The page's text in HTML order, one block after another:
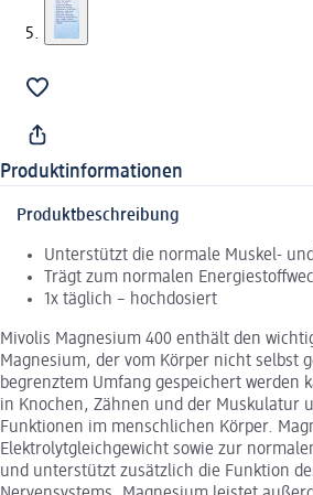
Produktinformationen
Produktbeschreibung
Unterstützt die normale Muskel-
Trägt zum normalen
1x täglich – hochdosiert
Mivolis Magnesium 400 enthält den
Magnesium, der vom Körper nicht selbst
begrenztem Umfang gespeichert werden
in Knochen, Zähnen und der Muskulatur
Funktionen im menschlichen Körper.
Elektrolytgleichgewicht sowie zur
und unterstützt zusätzlich die Funktion